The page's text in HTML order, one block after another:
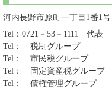
河内長野市原町一丁目1番1号
Tel：0721－53－1111
代表
Tel：
税制グループ
Tel：
市民税グループ
Tel：
固定資産税グループ
Tel：
債権管理グループ